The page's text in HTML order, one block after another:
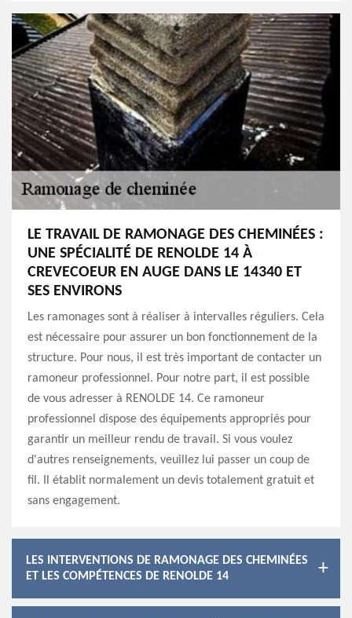
LE TRAVAIL DE RAMONAGE DES CHEMINÉES :
UNE SPÉCIALITÉ DE RENOLDE 14 À
CREVECOEUR EN AUGE DANS LE 14340 ET
SES ENVIRONS
Les ramonages sont à réaliser à intervalles réguliers. Cela
est nécessaire pour assurer un bon fonctionnement de la
structure. Pour nous, il est très important de contacter un
ramoneur professionnel. Pour notre part, il est possible
de vous adresser à RENOLDE 14. Ce ramoneur
professionnel dispose des équipements appropriés pour
garantir un meilleur rendu de travail. Si vous voulez
d'autres renseignements, veuillez lui passer un coup de
fil. Il établit normalement un devis totalement gratuit et
sans engagement.
LES INTERVENTIONS DE RAMONAGE DES CHEMINÉES
ET LES COMPÉTENCES DE RENOLDE 14